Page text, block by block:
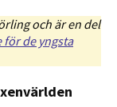
och är en del
för de yngsta